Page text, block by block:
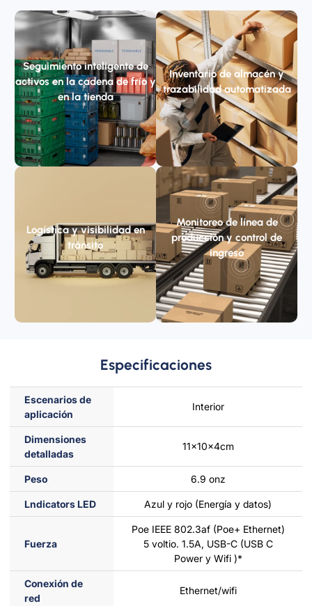
Seguimiento inteligente de
activos en la cadena de frío y
en la tienda
Inventario de almacén y
trazabilidad automatizada
Logística y visibilidad en
tránsito
Monitoreo de línea de
producción y control de
ingreso
Especificaciones
Escenarios de
aplicación
Interior
Dimensiones
detalladas
11x10x4cm
Peso 6.9 onz
Lndicators LED Azul y rojo (Energía y datos)
Fuerza
Poe IEEE 802.3af (Poe+ Ethernet)
5 voltio. 1.5A, USB-C (USB C
Power y Wifi )*
Conexión de
red
Ethernet/wifi